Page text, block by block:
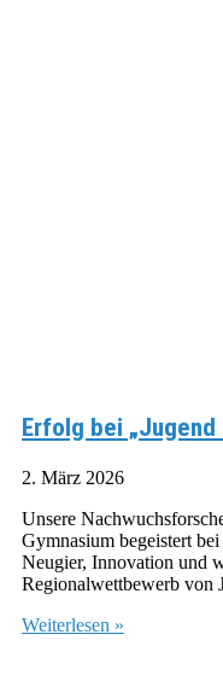
Erfolg bei
2. März 2026
Unsere
Gymnasium begeistert
Neugier, Innovation und
Regionalwettbewerb von
Weiterlesen »